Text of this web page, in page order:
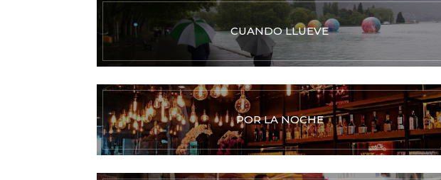
CUANDO LLUEVE
POR LA NOCHE